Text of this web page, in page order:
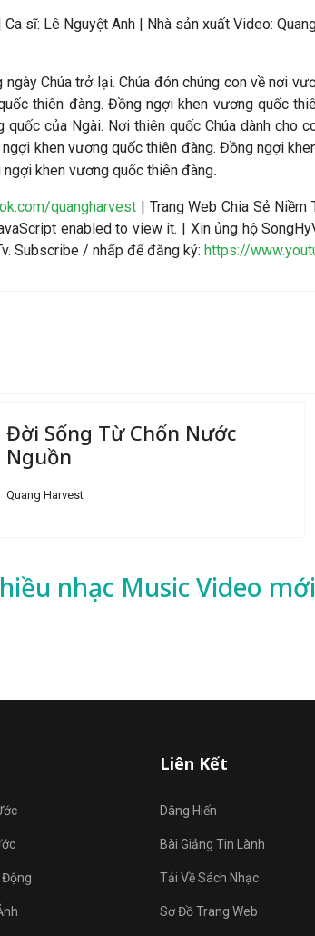
sĩ: Lê Nguyệt Anh | Nhà sản xuất Video:
Chúa trở lại. Chúa đón chúng con về nơi
thiên đàng. Đồng ngợi khen vương quốc
của Ngài. Nơi thiên quốc Chúa dành cho
khen vương quốc thiên đàng. Đồng ngợi
khen vương quốc thiên đàng.
quangharvest| Trang Web Chia Sẻ Niềm
enabled to view it. | Xin ủng hộ
Subscribe / nhấp để đăng ký: https://
Đời Sống Từ Chốn Nước
Nguồn
Quang Harvest
nhạc Music Video
Động
Liên Kết
Dâng Hiến
Bài Giảng Tin Lành
Tải Về Sách Nhạc
Sơ Đồ Trang Web